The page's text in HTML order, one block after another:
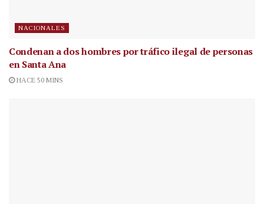
NACIONALES
Condenan a dos hombres por tráfico ilegal de personas
en Santa Ana
HACE 50 MINS